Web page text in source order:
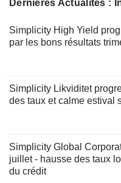
Dernières Actualités :
Simplicity High Yield
par les bons résultats
Simplicity Likviditet
des taux et calme estival
Simplicity Global
juillet - hausse des taux
du crédit